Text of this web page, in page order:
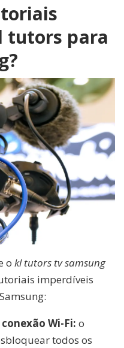
tutors para
o kl tutors tv samsung
imperdíveis
Wi-Fi: o
todos os